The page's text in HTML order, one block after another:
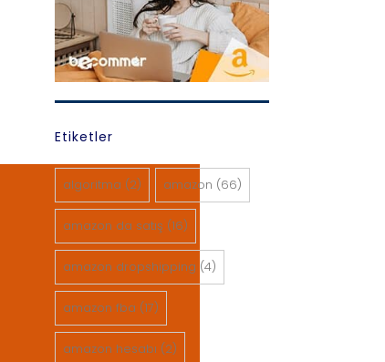
Etiketler
algoritma (2) amazon (66)
amazon da satış (16)
amazon dropshipping (4)
amazon fba (17)
amazon hesabı (2)